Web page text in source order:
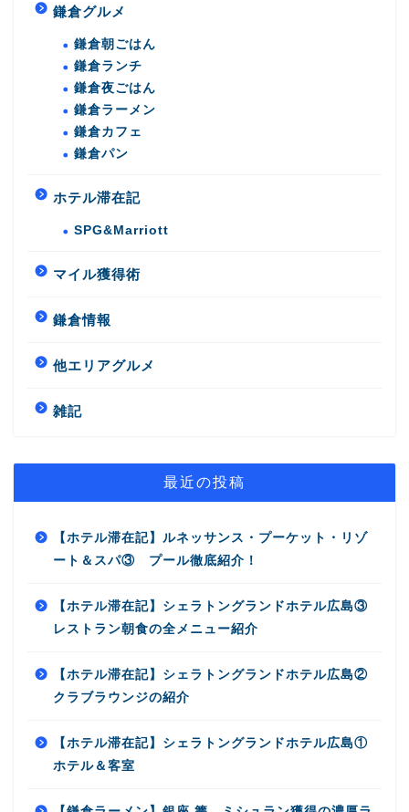
鎌倉グルメ
鎌倉朝ごはん
鎌倉ランチ
鎌倉夜ごはん
鎌倉ラーメン
鎌倉カフェ
鎌倉パン
ホテル滞在記
SPG&Marriott
マイル獲得術
鎌倉情報
他エリアグルメ
雑記
最近の投稿
【ホテル滞在記】ルネッサンス・プーケット・リゾ
ート＆スパ③ プール徹底紹介！
【ホテル滞在記】シェラトングランドホテル広島③
レストラン朝食の全メニュー紹介
【ホテル滞在記】シェラトングランドホテル広島②
クラブラウンジの紹介
【ホテル滞在記】シェラトングランドホテル広島①
ホテル＆客室